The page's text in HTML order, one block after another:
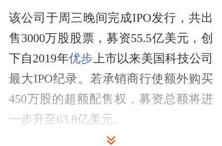
该公司于周三晚间完成IPO发行，共出
售3000万股股票，募资55.5亿美元，创
下自2019年优步 上市以来美国科技公司
最大IPO纪录。若承销商行使额外购买
450万股的超额配售权，募资总额将进
一步升至63.8亿美元。